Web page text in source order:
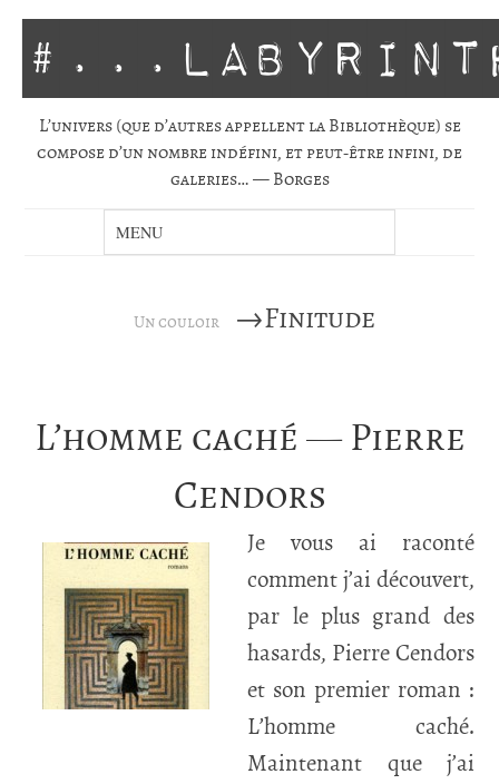
L’univers (que d’autres appellent la Biblio­thèque) se
com­pose d’un nombre indé­fini, et peut-être infini, de
gale­ries… — Borges
Un couloir →Finitude
L’homme caché — Pierre
Cendors
Je vous ai raconté
comment j’ai découvert,
par le plus grand des
hasards, Pierre Cendors
et son premier roman :
L’homme caché.
Maintenant que j’ai